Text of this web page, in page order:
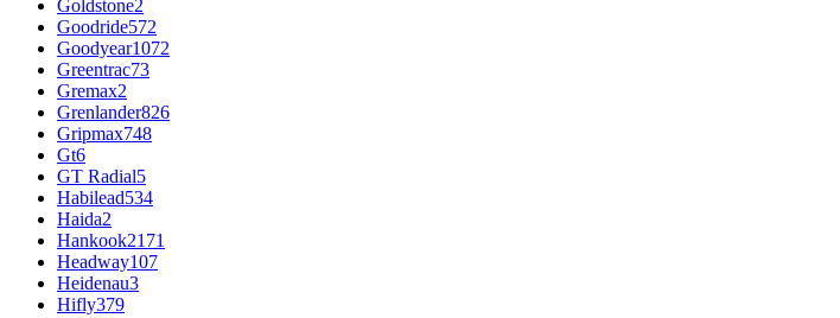
Goldstone2
Goodride572
Goodyear1072
Greentrac73
Gremax2
Grenlander826
Gripmax748
Gt6
GT Radial5
Habilead534
Haida2
Hankook2171
Headway107
Heidenau3
Hifly379